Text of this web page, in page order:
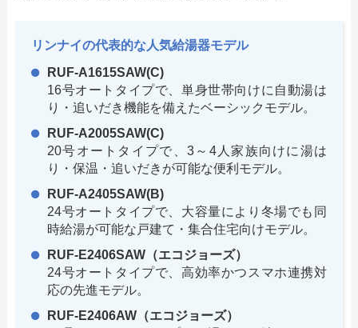
リンナイの代表的な人気給湯器モデル
RUF-A1615SAW(C)
16号オートタイプで、単身世帯向けに自動湯は
り・追いだき機能を備えたベーシックモデル。
RUF-A2005SAW(C)
20号オートタイプで、3～4人家族向けに湯は
り・保温・追いだきが可能な便利モデル。
RUF-A2405SAW(B)
24号オートタイプで、大容量により冬場でも同
時給湯が可能な戸建て・集合住宅向けモデル。
RUF-E2406SAW（エコジョーズ）
24号オートタイプで、高効率かつスマホ連携対
応の先進モデル。
RUF-E2406AW（エコジョーズ）